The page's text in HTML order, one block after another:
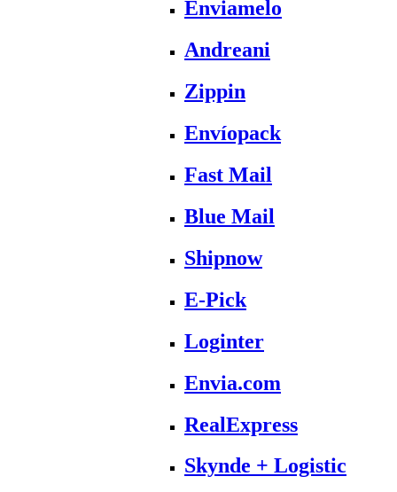
Enviamelo
Andreani
Zippin
Envíopack
Fast Mail
Blue Mail
Shipnow
E-Pick
Loginter
Envia.com
RealExpress
Skynde + Logistic